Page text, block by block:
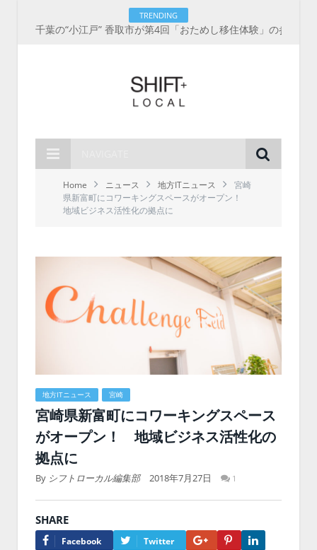
TRENDING
Home ニュース 地方ITニュース
宮崎
県新富町にコワーキングスペースがオープン！
地域ビジネス活性化の拠点に
地方ITニュース 宮崎
宮崎県新富町にコワーキングスペース
がオープン！ 地域ビジネス活性化の
拠点に
By シフトローカル編集部 2018年7月27日 1
SHARE
Facebook Twitter Google+Pinterest